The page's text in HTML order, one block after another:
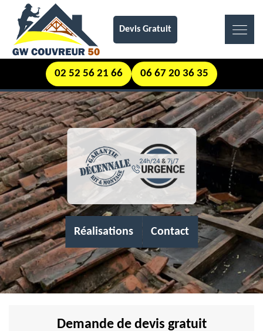
Devis Gratuit
02 52 56 21 66 06 67 20 36 35
Réalisations Contact
Demande de devis gratuit